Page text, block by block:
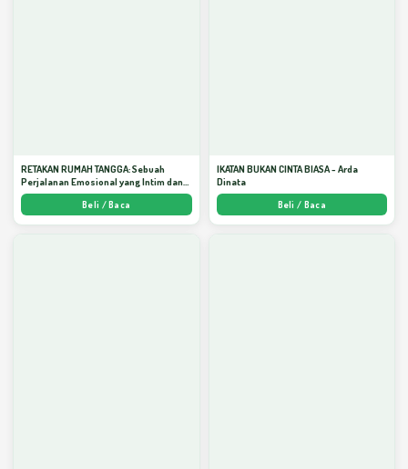
RETAKAN RUMAH TANGGA: Sebuah
Perjalanan Emosional yang Intim dan
Mendalam - Arda Dinata
Beli / Baca
IKATAN BUKAN CINTA BIASA - Arda
Dinata
Beli / Baca